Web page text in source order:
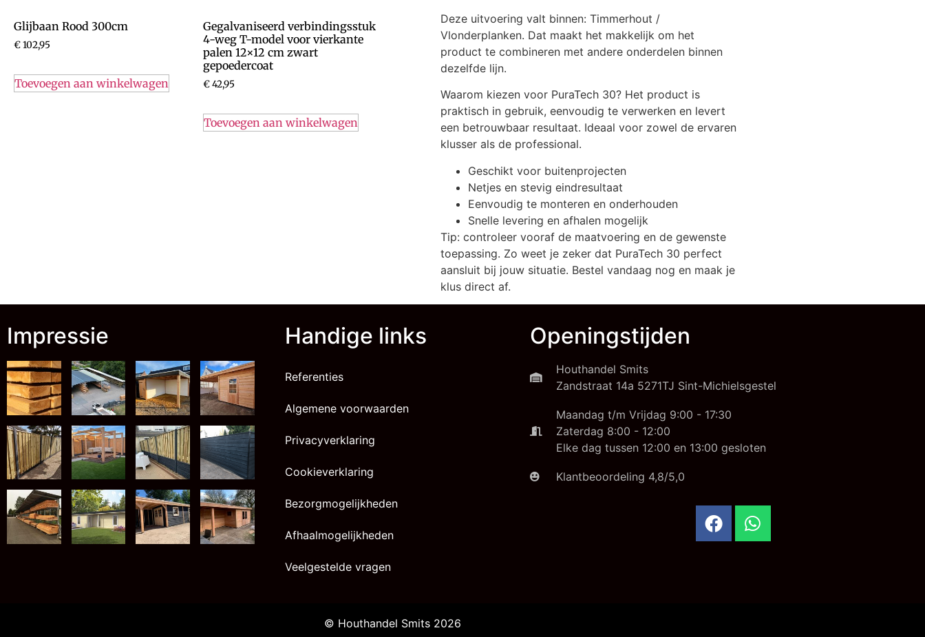
Glijbaan Rood 300cm
€102,95
Toevoegen aan winkelwagen
Gegalvaniseerd verbindingsstuk
4-weg T-model voor vierkante
palen 12×12 cm zwart
gepoedercoat
€42,95
Toevoegen aan winkelwagen
Deze uitvoering valt binnen: Timmerhout /
Vlonderplanken. Dat maakt het makkelijk om het
product te combineren met andere onderdelen binnen
dezelfde lijn.
Waarom kiezen voor PuraTech 30? Het product is
praktisch in gebruik, eenvoudig te verwerken en levert
een betrouwbaar resultaat. Ideaal voor zowel de ervaren
klusser als de professional.
Geschikt voor buitenprojecten
Netjes en stevig eindresultaat
Eenvoudig te monteren en onderhouden
Snelle levering en afhalen mogelijk
Tip: controleer vooraf de maatvoering en de gewenste
toepassing. Zo weet je zeker dat PuraTech 30 perfect
aansluit bij jouw situatie. Bestel vandaag nog en maak je
klus direct af.
Impressie Handige links
Referenties
Algemene voorwaarden
Privacyverklaring
Cookieverklaring
Bezorgmogelijkheden
Afhaalmogelijkheden
Veelgestelde vragen
Openingstijden
Houthandel Smits
Zandstraat 14a 5271TJ Sint-Michielsgestel
Maandag t/m Vrijdag 9:00 - 17:30
Zaterdag 8:00 - 12:00
Elke dag tussen 12:00 en 13:00 gesloten
Klantbeoordeling 4,8/5,0
© Houthandel Smits 2026